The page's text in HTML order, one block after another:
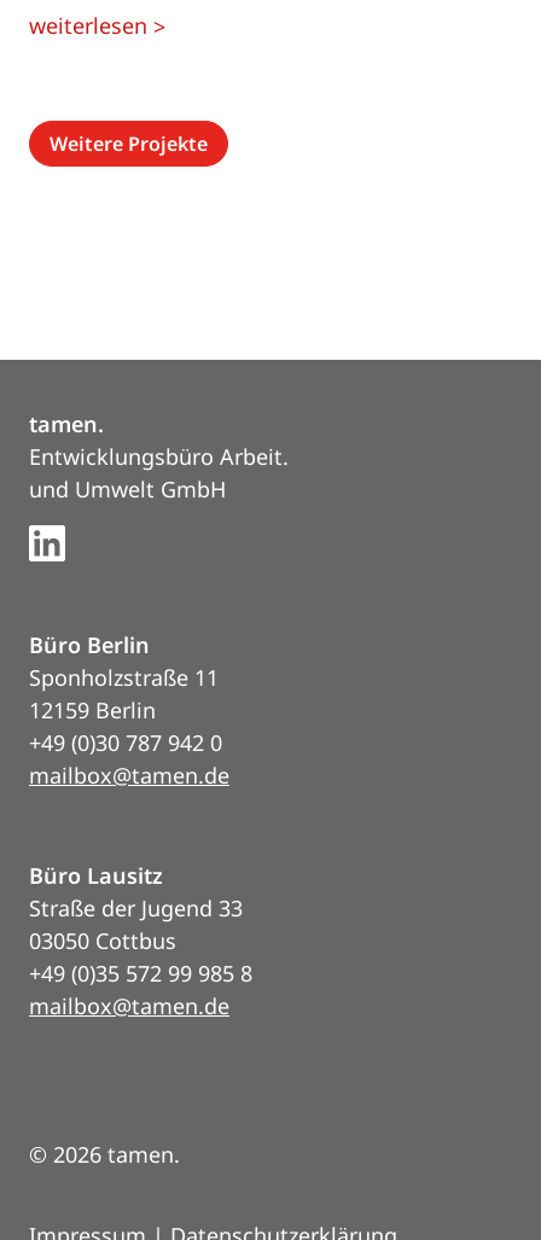
weiterlesen >
Weitere Projekte
tamen.
Entwicklungsbüro Arbeit.
und Umwelt GmbH
Büro Berlin
Sponholzstraße 11
12159 Berlin
+49 (0)30 787 942 0
mailbox@tamen.de
Büro Lausitz
Straße der Jugend 33
03050 Cottbus
+49 (0)35 572 99 985 8
mailbox@tamen.de
© 2026 tamen.